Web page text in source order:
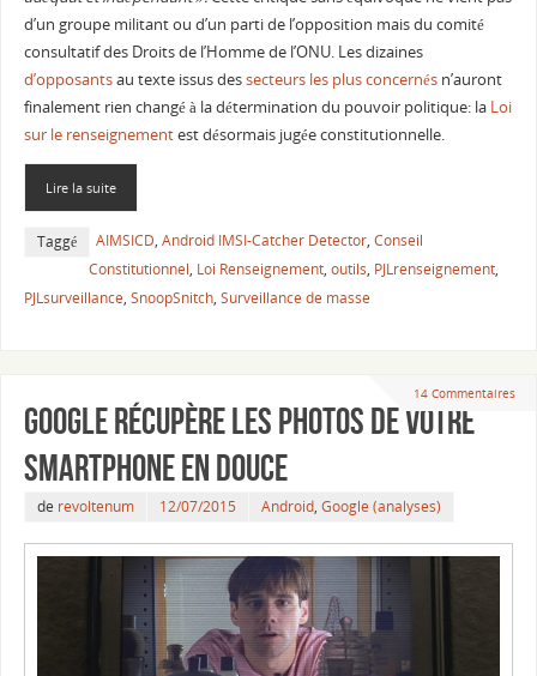
d’un groupe militant ou d’un parti de l’opposition mais du comité
consultatif des Droits de l’Homme de l’ONU. Les dizaines
d’opposantsau texte issus dessecteurs les plus concernésn’auront
finalement rien changé à la détermination du pouvoir politique: la Loi
sur le renseignementest désormais jugée constitutionnelle.
Lire la suite
Taggé AIMSICD, Android IMSI-Catcher Detector, Conseil
Constitutionnel, Loi Renseignement, outils, PJLrenseignement,
PJLsurveillance, SnoopSnitch, Surveillance de masse
14 Commentaires
Google récupère les photos de votre
smartphone en douce
de revoltenum 12/07/2015 Android, Google (analyses)